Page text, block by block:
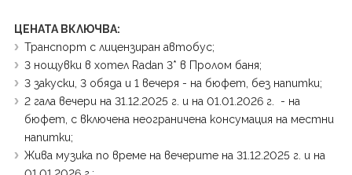
ЦЕНАТА ВКЛЮЧВА:
Транспорт с лицензиран автобус;
3 нощувки в хотел Radan 3* в Пролом баня;
3 закуски, 3 обяда и 1 вечеря - на бюфет, без напитки;
2 гала вечери на 31.12.2025 г. и на 01.01.2026 г. - на
бюфет, с включена неограничена консумация на местни
напитки;
Жива музика по време на вечерите на 31.12.2025 г. и на